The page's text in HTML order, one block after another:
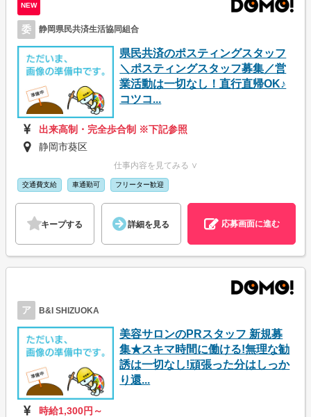
NEW
委 静岡県民共済生活協同組合
県民共済のポスティングスタッフ
＼ポスティングスタッフ募集／営
業活動は一切なし！直行直帰OK♪
コツコ...
出来高制・完全歩合制 ※下記参照
静岡市葵区
仕事内容を見てみる ∨
交通費支給 車通勤可 フリーター歓迎
キープする 詳細を見る 応募画面に進む
ア B&I SHIZUOKA
美容サロンのPRスタッフ 新規募
集★スキマ時間に働ける!無理な勧
誘は一切なし!頑張った分はしっか
り還...
時給1,300円～